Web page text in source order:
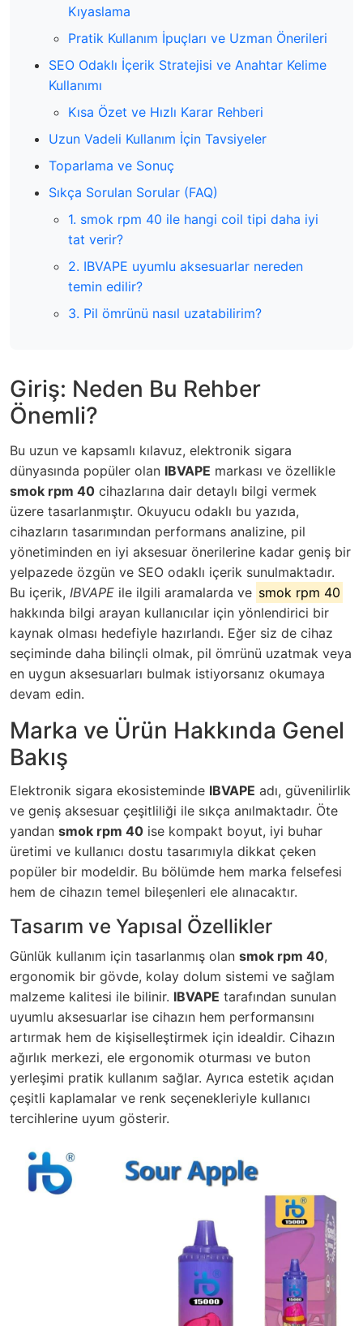
Kıyaslama
Pratik Kullanım İpuçları ve Uzman Önerileri
SEO Odaklı İçerik Stratejisi ve Anahtar Kelime
Kullanımı
Kısa Özet ve Hızlı Karar Rehberi
Uzun Vadeli Kullanım İçin Tavsiyeler
Toparlama ve Sonuç
Sıkça Sorulan Sorular (FAQ)
1. smok rpm 40 ile hangi coil tipi daha iyi
tat verir?
2. IBVAPE uyumlu aksesuarlar nereden
temin edilir?
3. Pil ömrünü nasıl uzatabilirim?
Giriş: Neden Bu Rehber
Önemli?
Bu uzun ve kapsamlı kılavuz, elektronik sigara
dünyasında popüler olan IBVAPE markası ve özellikle
smok rpm 40 cihazlarına dair detaylı bilgi vermek
üzere tasarlanmıştır. Okuyucu odaklı bu yazıda,
cihazların tasarımından performans analizine, pil
yönetiminden en iyi aksesuar önerilerine kadar geniş bir
yelpazede özgün ve SEO odaklı içerik sunulmaktadır.
Bu içerik, IBVAPE ile ilgili aramalarda ve smok rpm 40
hakkında bilgi arayan kullanıcılar için yönlendirici bir
kaynak olması hedefiyle hazırlandı. Eğer siz de cihaz
seçiminde daha bilinçli olmak, pil ömrünü uzatmak veya
en uygun aksesuarları bulmak istiyorsanız okumaya
devam edin.
Marka ve Ürün Hakkında Genel
Bakış
Elektronik sigara ekosisteminde IBVAPE adı, güvenilirlik
ve geniş aksesuar çeşitliliği ile sıkça anılmaktadır. Öte
yandan smok rpm 40 ise kompakt boyut, iyi buhar
üretimi ve kullanıcı dostu tasarımıyla dikkat çeken
popüler bir modeldir. Bu bölümde hem marka felsefesi
hem de cihazın temel bileşenleri ele alınacaktır.
Tasarım ve Yapısal Özellikler
Günlük kullanım için tasarlanmış olan smok rpm 40,
ergonomik bir gövde, kolay dolum sistemi ve sağlam
malzeme kalitesi ile bilinir. IBVAPE tarafından sunulan
uyumlu aksesuarlar ise cihazın hem performansını
artırmak hem de kişiselleştirmek için idealdir. Cihazın
ağırlık merkezi, ele ergonomik oturması ve buton
yerleşimi pratik kullanım sağlar. Ayrıca estetik açıdan
çeşitli kaplamalar ve renk seçenekleriyle kullanıcı
tercihlerine uyum gösterir.